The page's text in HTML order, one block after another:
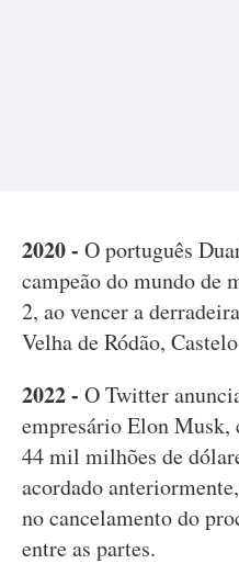
2020 - O português
campeão do mundo de
2, ao vencer a
Velha de Ródão,
2022 - O Twitter
empresário Elon Musk,
44 mil milhões de
acordado
no cancelamento do
entre as partes.